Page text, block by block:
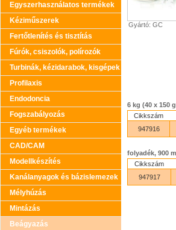
Egyszerhasználatos termékek
Kéziműszerek
Fertőtlenítés és tisztítás
Fúrók, csiszolók, polírozók
Turbinák, kézidarabok, kisgépek
Profilaxis
Endodoncia
Fogszabályozás
Egyéb termékek
CAD/CAM
Modellkészítés
Kanálanyagok és bázislemezek
Mélyhúzás
Mintázás
Beágyazás
Gyártó: GC
6 kg (40 x 150
Cikkszám
947916
folyadék, 900
Cikkszám
947917